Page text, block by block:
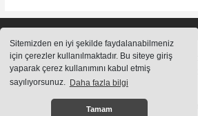
Sitemizden en iyi şekilde faydalanabilmeniz
için çerezler kullanılmaktadır. Bu siteye giriş
yaparak çerez kullanımını kabul etmiş
sayılıyorsunuz. Daha fazla bilgi
Tamam
Sitemizde bulunan içeriklerin tüm hakları saklı
kullanılamaz. Copyright
Haber Yazılımı:
Web